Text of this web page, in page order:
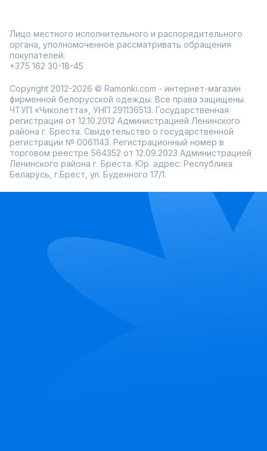
Лицо местного исполнительного и распорядительного
органа, уполномоченное рассматривать обращения
покупателей:
+375 162 30-18-45
Copyright 2012-2026 © Ramonki.com - интернет-магазин
фирменной белорусской одежды. Все права защищены.
ЧТУП «Чиколетта», УНП 291136513. Государственная
регистрация от 12.10.2012 Администрацией Ленинского
района г. Бреста. Свидетельство о государственной
регистрации № 0061143. Регистрационный номер в
торговом реестре 564352 от 12.09.2023 Администрацией
Ленинского района г. Бреста. Юр. адрес: Республика
Беларусь, г.Брест, ул. Буденного 17/1.